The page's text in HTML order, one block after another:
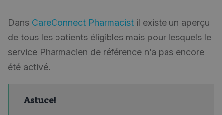
Dans CareConnect Pharmacist il existe un aperçu
de tous les patients éligibles mais pour lesquels le
service Pharmacien de référence n’a pas encore
été activé.
Astuce!